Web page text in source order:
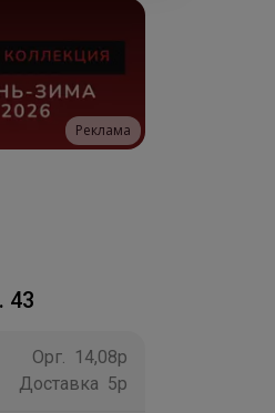
Реклама
43
Орг. 14,08р
Доставка 5р